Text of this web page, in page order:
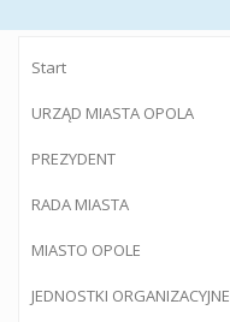
Start
URZĄD MIASTA OPOLA
PREZYDENT
RADA MIASTA
MIASTO OPOLE
JEDNOSTKI ORGANIZACYJNE